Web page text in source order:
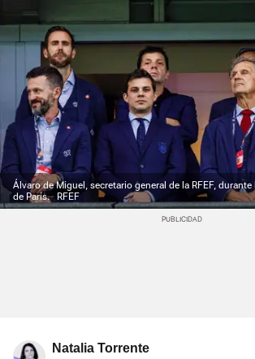
Álvaro de Miguel, secretario general de la RFEF,
de París. RFEF
Natalia Torrente